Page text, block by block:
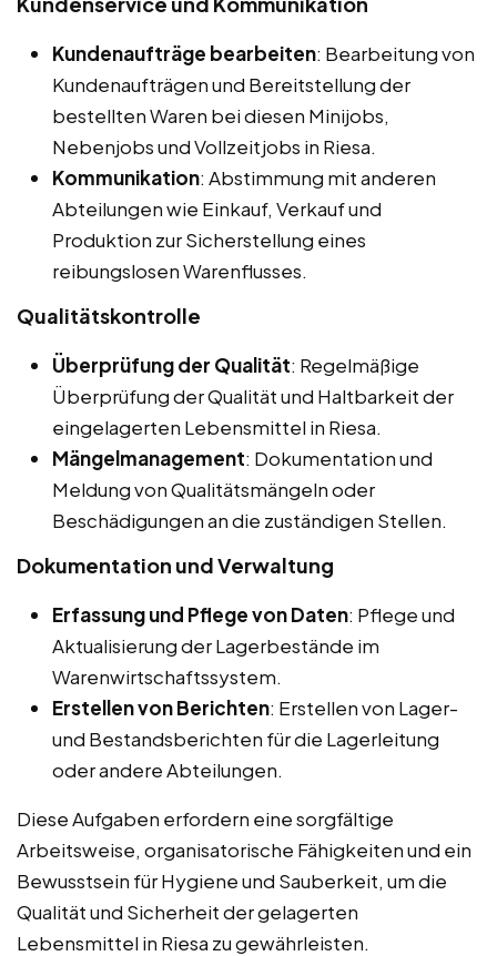
Kundenaufträge bearbeiten: Bearbeitung von
Kundenaufträgen und Bereitstellung der
bestellten Waren bei diesen Minijobs,
Nebenjobs und Vollzeitjobs in Riesa.
Kommunikation: Abstimmung mit anderen
Abteilungen wie Einkauf, Verkauf und
Produktion zur Sicherstellung eines
reibungslosen Warenflusses.
Qualitätskontrolle
Überprüfung der Qualität: Regelmäßige
Überprüfung der Qualität und Haltbarkeit der
eingelagerten Lebensmittel in Riesa.
Mängelmanagement: Dokumentation und
Meldung von Qualitätsmängeln oder
Beschädigungen an die zuständigen Stellen.
Dokumentation und Verwaltung
Erfassung und Pflege von Daten: Pflege und
Aktualisierung der Lagerbestände im
Warenwirtschaftssystem.
Erstellen von Berichten: Erstellen von Lager-
und Bestandsberichten für die Lagerleitung
oder andere Abteilungen.
Diese Aufgaben erfordern eine sorgfältige
Arbeitsweise, organisatorische Fähigkeiten und ein
Bewusstsein für Hygiene und Sauberkeit, um die
Qualität und Sicherheit der gelagerten
Lebensmittel in Riesa zu gewährleisten.